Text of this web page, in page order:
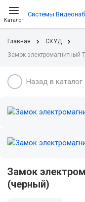
Каталог
Системы
Главная
СКУД
Замок электромагнитный
Назад в каталог
Замок
(черный)